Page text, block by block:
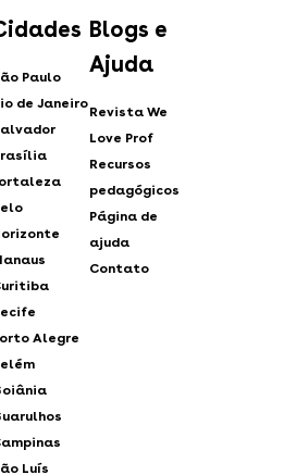
Paulo
de Janeiro
Alegre
Luís
Blogs e
Ajuda
Revista We
Love Prof
Recursos
pedagógicos
Página de
ajuda
Contato